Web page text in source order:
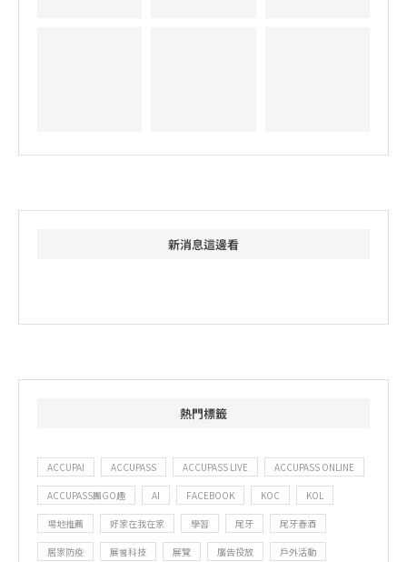
新消息這邊看
熱門標籤
ACCUPAI ACCUPASS ACCUPASS LIVE ACCUPASS ONLINE
ACCUPASS團GO趣 AI FACEBOOK KOC KOL
場地推薦 好家在我在家 學習 尾牙 尾牙春酒
居家防疫 展會科技 展覽 廣告投放 戶外活動